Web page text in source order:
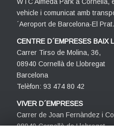
WTC Almeda Park a Cornellà,
vehicle i comunicat amb
´Aeroport de Barcelona-El
CENTRE D´EMPRESES BAIX
Carrer Tirso de Molina, 36,
08940 Cornellà de Llobregat
Barcelona
Telèfon: 93 474 80 42
VIVER D´EMPRESES
Carrer de Joan Fernàndez i
08940 Cornellà de Llobregat